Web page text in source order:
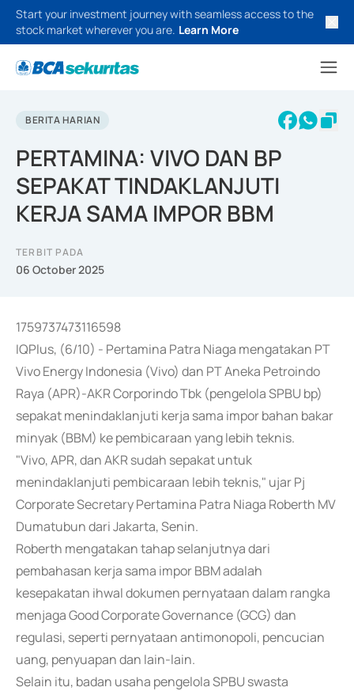
Start your investment journey with seamless access to the
stock market wherever you are. Learn More
BERITA HARIAN
PERTAMINA: VIVO DAN BP
SEPAKAT TINDAKLANJUTI
KERJA SAMA IMPOR BBM
TERBIT PADA
06 October 2025
1759737473116598
IQPlus, (6/10) - Pertamina Patra Niaga mengatakan PT
Vivo Energy Indonesia (Vivo) dan PT Aneka Petroindo
Raya (APR)-AKR Corporindo Tbk (pengelola SPBU bp)
sepakat menindaklanjuti kerja sama impor bahan bakar
minyak (BBM) ke pembicaraan yang lebih teknis.
"Vivo, APR, dan AKR sudah sepakat untuk
menindaklanjuti pembicaraan lebih teknis," ujar Pj
Corporate Secretary Pertamina Patra Niaga Roberth MV
Dumatubun dari Jakarta, Senin.
Roberth mengatakan tahap selanjutnya dari
pembahasan kerja sama impor BBM adalah
kesepakatan ihwal dokumen pernyataan dalam rangka
menjaga Good Corporate Governance (GCG) dan
regulasi, seperti pernyataan antimonopoli, pencucian
uang, penyuapan dan lain-lain.
Selain itu, badan usaha pengelola SPBU swasta